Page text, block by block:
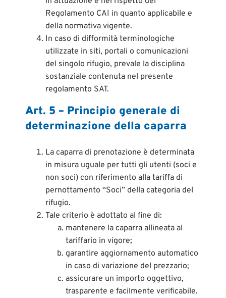
Regolamento CAI in quanto applicabile e
della normativa vigente.
In caso di difformità terminologiche
utilizzate in siti, portali o comunicazioni
del singolo rifugio, prevale la disciplina
sostanziale contenuta nel presente
regolamento SAT.
Art. 5 – Principio generale di
determinazione della caparra
La caparra di prenotazione è determinata
in misura uguale per tutti gli utenti (soci e
non soci) con riferimento alla tariffa di
pernottamento “Soci” della categoria del
rifugio.
Tale criterio è adottato al fine di:
mantenere la caparra allineata al
tariffario in vigore;
garantire aggiornamento automatico
in caso di variazione del prezzario;
assicurare un importo oggettivo,
trasparente e facilmente verificabile.